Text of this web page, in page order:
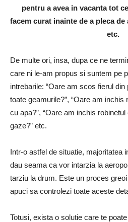
pentru a avea in vacanta tot
facem curat inainte de a pleca
etc.
De multe ori, insa, dupa ce ne
care ni le-am propus si suntem pe
intrebarile: “Oare am scos fierul din
toate geamurile?”, “Oare am inchis
cu apa?”, “Oare am inchis
gaze?” etc.
Intr-o astfel de situatie, majoritatea
dau seama ca vor intarzia la
tarziu la drum. Este un proces
apuci sa controlezi toate aceste
Totusi, exista o solutie care te